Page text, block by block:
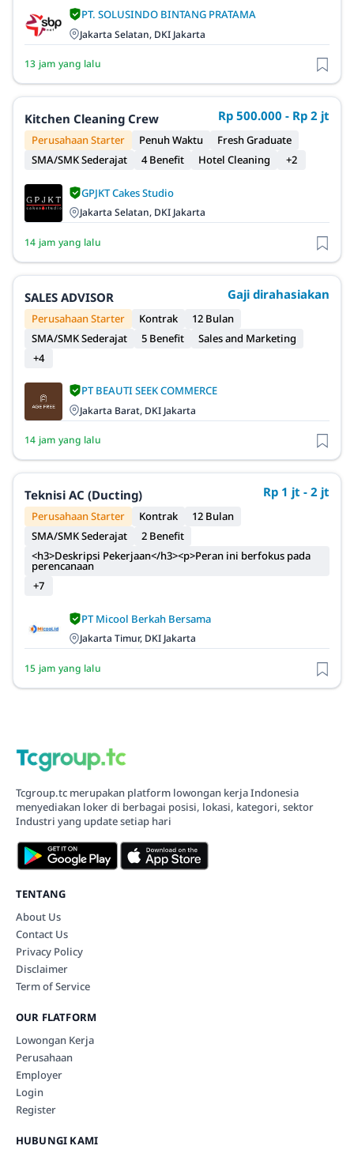
PT. SOLUSINDO BINTANG PRATAMA
Jakarta Selatan, DKI Jakarta
13 jam yang lalu
Kitchen Cleaning Crew Rp 500.000 - Rp 2 jt
Perusahaan Starter Penuh Waktu
Fresh Graduate
SMA/SMK Sederajat
4 Benefit Hotel Cleaning +2
GPJKT Cakes Studio
Jakarta Selatan, DKI Jakarta
14 jam yang lalu
SALES ADVISOR Gaji dirahasiakan
Perusahaan Starter Kontrak
12 Bulan
SMA/SMK Sederajat
5 Benefit
Sales and Marketing
+4
PT BEAUTI SEEK COMMERCE
Jakarta Barat, DKI Jakarta
14 jam yang lalu
Teknisi AC (Ducting) Rp 1 jt - 2 jt
Perusahaan Starter Kontrak
12 Bulan
SMA/SMK Sederajat
2 Benefit
<h3>Deskripsi Pekerjaan</h3><p>Peran ini berfokus pada
perencanaan
+7
PT Micool Berkah Bersama
Jakarta Timur, DKI Jakarta
15 jam yang lalu
Tcgroup.tc merupakan platform lowongan kerja Indonesia
menyediakan loker di berbagai posisi, lokasi, kategori, sektor
Industri yang update setiap hari
TENTANG
About Us
Contact Us
Privacy Policy
Disclaimer
Term of Service
OUR FLATFORM
Lowongan Kerja
Perusahaan
Employer
Login
Register
HUBUNGI KAMI